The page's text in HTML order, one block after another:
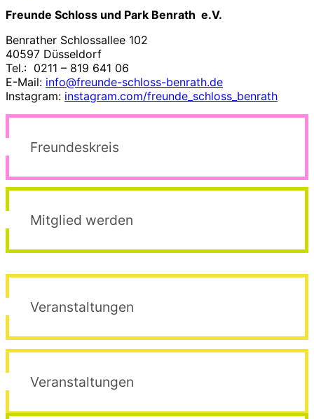
Freunde Schloss und Park Benrath e.V.
Benrather Schlossallee 102
40597 Düsseldorf
Tel.: 0211 – 819 641 06
E-Mail: info@freunde-schloss-benrath.de
Instagram: instagram.com/freunde_schloss_benrath
Freundeskreis
Mitglied werden
Veranstaltungen
Veranstaltungen